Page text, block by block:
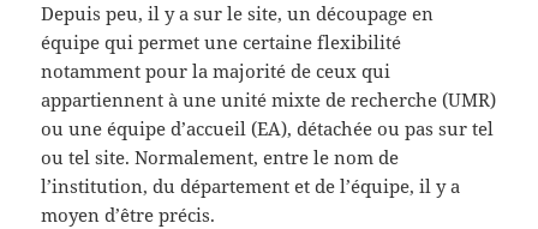
Depuis peu, il y a sur le site, un découpage en
équipe qui permet une certaine flexibilité
notamment pour la majorité de ceux qui
appartiennent à une unité mixte de recherche (UMR)
ou une équipe d’accueil (EA), détachée ou pas sur tel
ou tel site. Normalement, entre le nom de
l’institution, du département et de l’équipe, il y a
moyen d’être précis.